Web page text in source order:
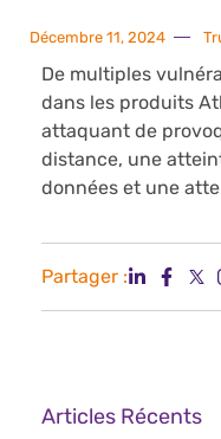
Décembre 11, 2024
De multiples
dans les produits
attaquant de
distance, une
données et une
Partager :
Articles Récents